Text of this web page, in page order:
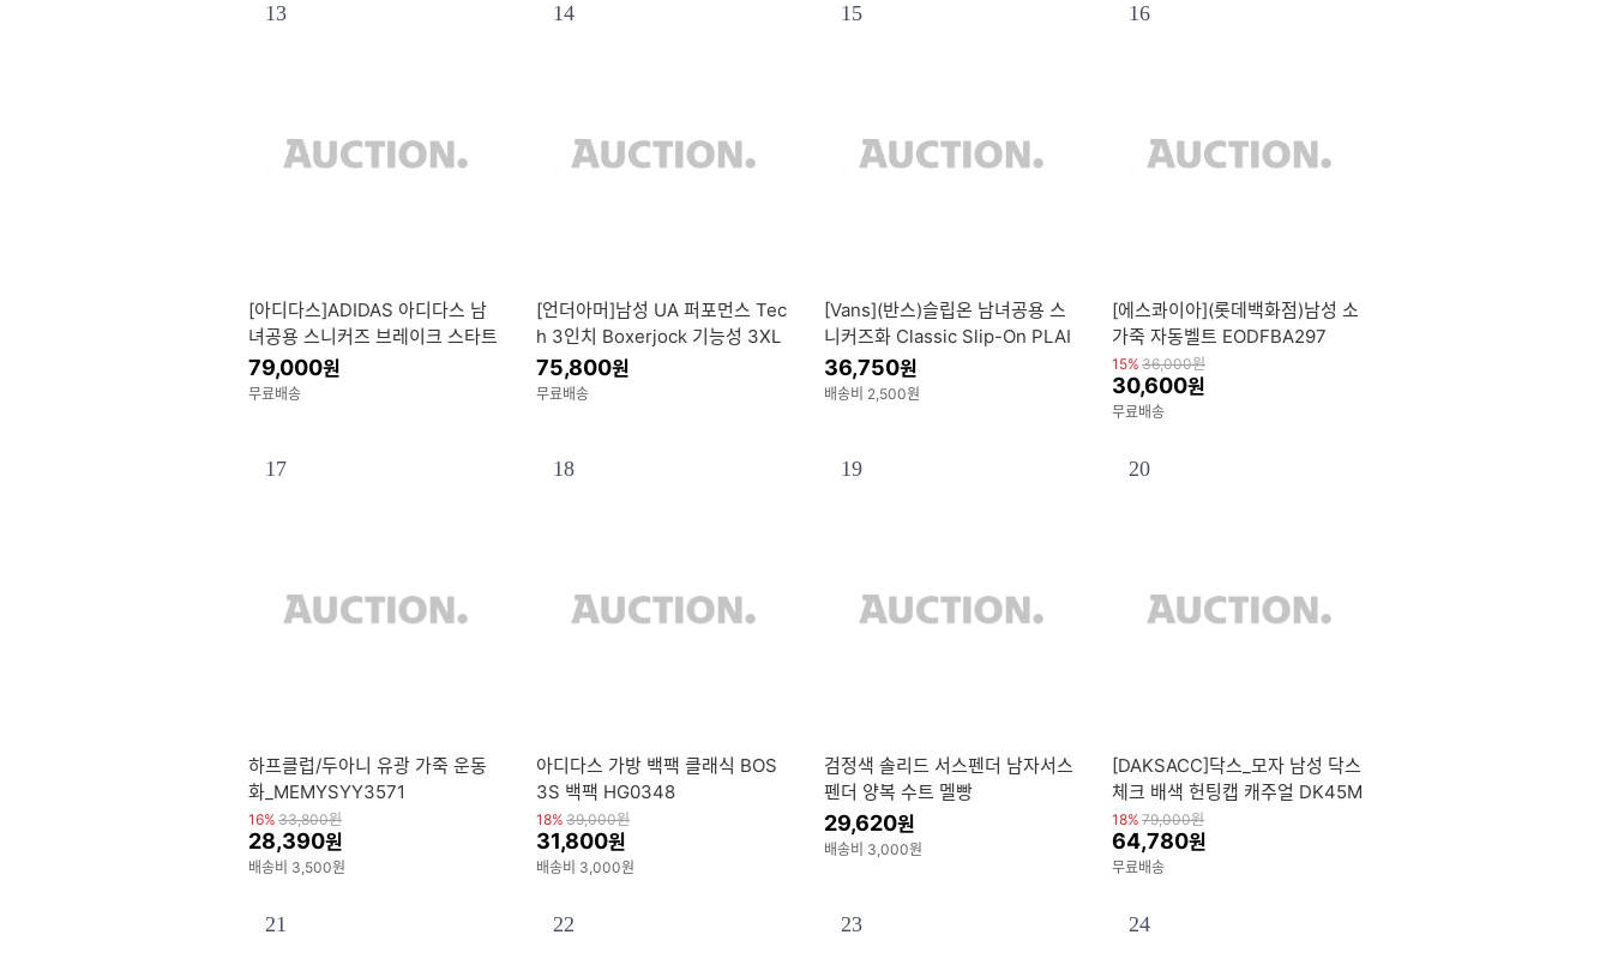
13
[아디다스]ADIDAS 아디다스 남
녀공용 스니커즈 브레이크 스타트
JR3249 화이트/블랙
79,000원
무료배송
14
[언더아머]남성 UA 퍼포먼스 Tec
h 3인치 Boxerjock 기능성 3XL
보유 빅사이즈 1387418 10
75,800원
무료배송
15
[Vans](반스)슬립온 남녀공용 스
니커즈화 Classic Slip-On PLAI
D NAVY(VN000EACBX9)
36,750원
배송비 2,500원
16
[에스콰이아](롯데백화점)남성 소
가죽 자동벨트 EODFBA297
15% 36,000원
30,600원
무료배송
17
하프클럽/두아니 유광 가죽 운동
화_MEMYSYY3571
16% 33,800원
28,390원
배송비 3,500원
18
아디다스 가방 백팩 클래식 BOS
3S 백팩 HG0348
18% 39,000원
31,800원
배송비 3,000원
19
검정색 솔리드 서스펜더 남자서스
펜더 양복 수트 멜빵
29,620원
배송비 3,000원
20
[DAKSACC]닥스_모자 남성 닥스
체크 배색 헌팅캡 캐주얼 DK45M
HK004
18% 79,000원
64,780원
무료배송
21 22 23 24